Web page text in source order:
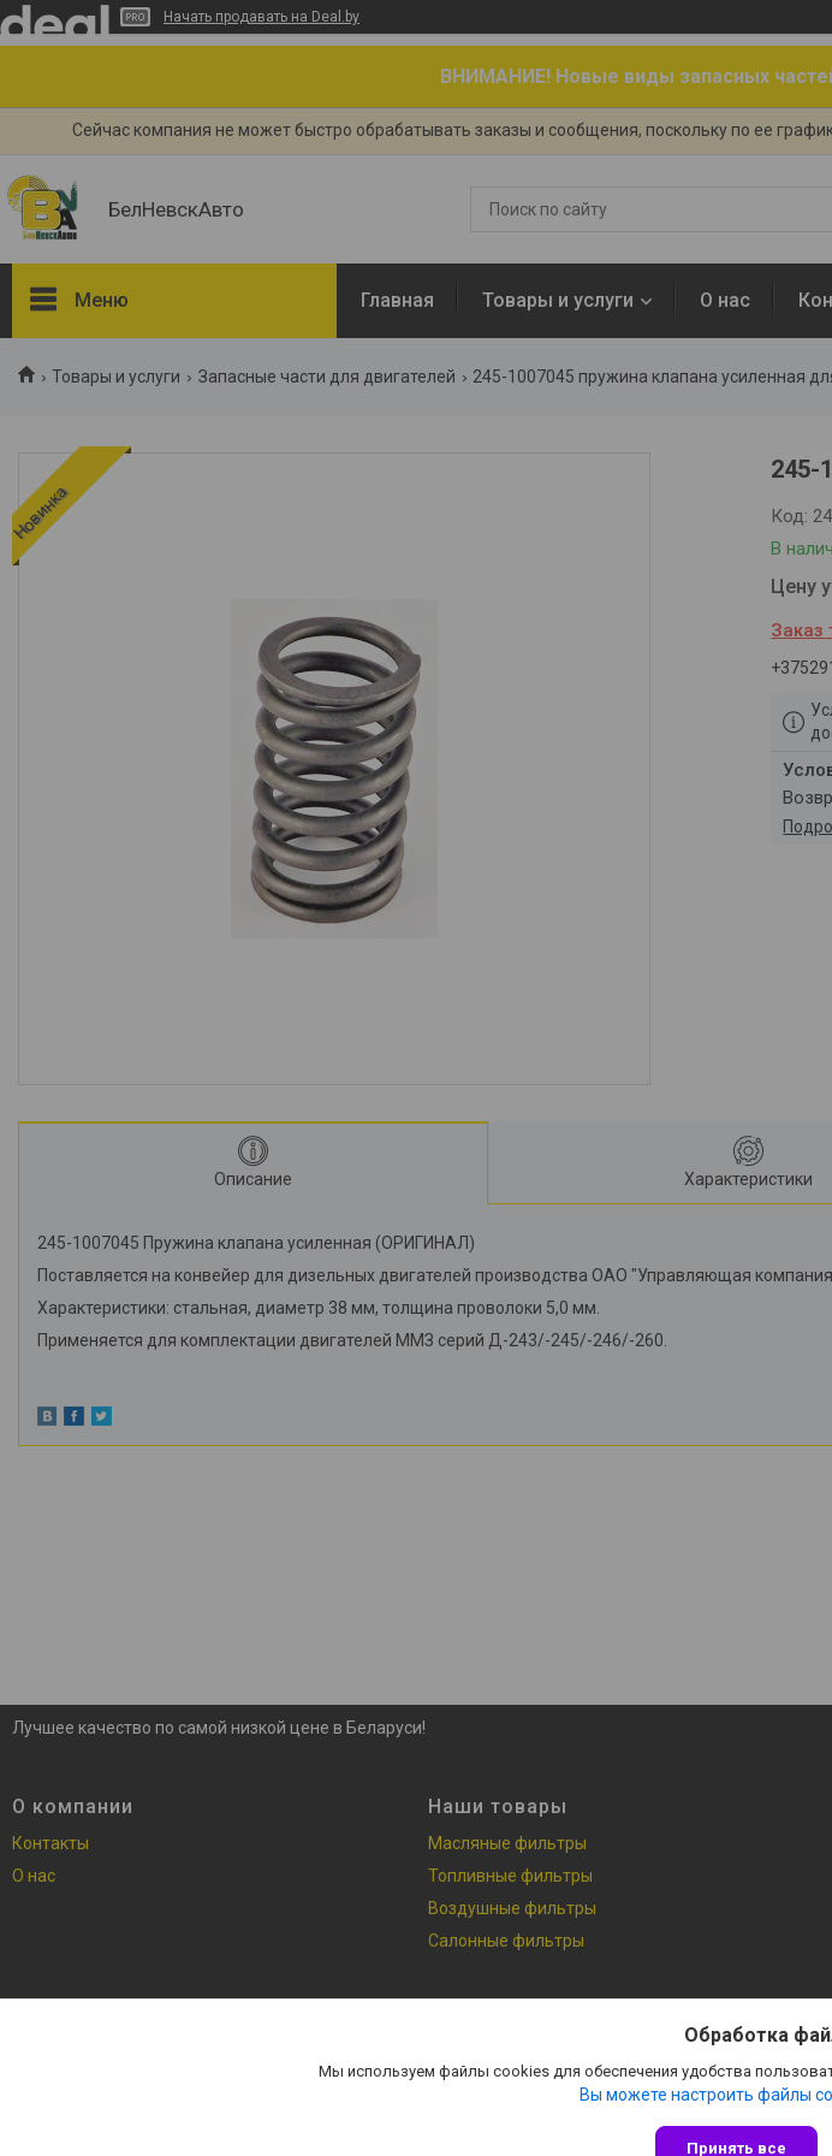
Начать продавать на Deal.by
ВНИМАНИЕ! Новые виды запасных
Сейчас компания не может быстро обрабатывать заказы и сообщения, поскольку по ее
БелНевскАвто
Меню
Сертификаты
О нас
Доставка и оплата
Главная Товары и услуги О нас
Товары и услуги Запасные части для двигателей 245-1007045 пружина клапана усиленная
Новинка
245-
В
Код:
Цену
Заказ
Описание Характеристики
245-1007045 Пружина клапана усиленная (ОРИГИНАЛ)
Поставляется на конвейер для дизельных двигателей производства ОАО "Управляющая
Характеристики: стальная, диаметр 38 мм, толщина проволоки 5,0 мм.
Применяется для комплектации двигателей ММЗ серий Д-243/-245/-246/-260.
Лучшее качество по самой низкой цене в Беларуси!
О компании
Контакты
О нас
Наши товары
Масляные фильтры
Топливные фильтры
Воздушные фильтры
Салонные фильтры
Сайт создан на
Политика обработки
Обработка
Мы используем файлы cookies для обеспечения удобства
Вы можете настроить файлы
Принять все
ООО «БелНевскАвто» |
Select